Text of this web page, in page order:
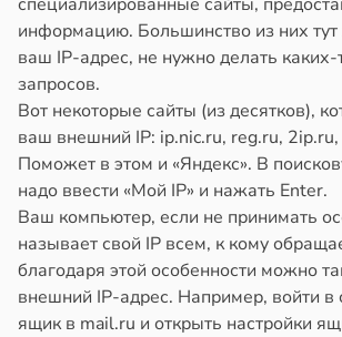
информацию. Большинство из них
ваш IP-адрес, не нужно делать
запросов.
Вот некоторые сайты (из десятков),
ваш внешний IP: ip.nic.ru, reg.ru,
Поможет в этом и «Яндекс». В
надо ввести «Мой IP» и нажать Enter.
Ваш компьютер, если не принимать
называет свой IP всем, к кому
благодаря этой особенности можно
внешний IP-адрес. Например, войти в
ящик в mail.ru и открыть настройки